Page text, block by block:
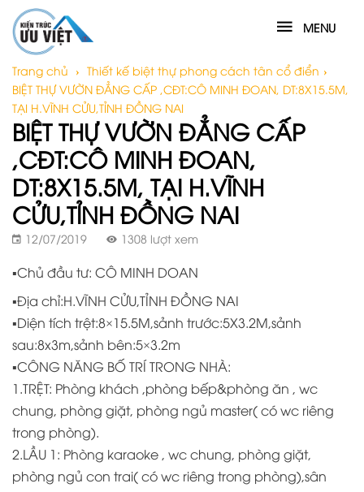
MENU
Trang chủ › Thiết kế biệt thự phong cách tân cổ điển ›
BIỆT THỰ VƯỜN ĐẲNG CẤP ,CĐT:CÔ MINH ĐOAN, DT:8X15.5M,
TẠI H.VĨNH CỬU,TỈNH ĐỒNG NAI
BIỆT THỰ VƯỜN ĐẲNG CẤP
,CĐT:CÔ MINH ĐOAN,
DT:8X15.5M, TẠI H.VĨNH
CỬU,TỈNH ĐỒNG NAI
12/07/2019 1308 lượt xem
▪️Chủ đầu tư: CÔ MINH DOAN
▪️Địa chỉ:H.VĨNH CỬU,TỈNH ĐỒNG NAI
▪️Diện tích trệt:8×15.5M,sảnh trước:5X3.2M,sảnh
sau:8x3m,sảnh bên:5×3.2m
▪️CÔNG NĂNG BỐ TRÍ TRONG NHÀ:
1.TRỆT: Phòng khách ,phòng bếp&phòng ăn , wc
chung, phòng giặt, phòng ngủ master( có wc riêng
trong phòng).
2.LẦU 1: Phòng karaoke , wc chung, phòng giặt,
phòng ngủ con trai( có wc riêng trong phòng),sân